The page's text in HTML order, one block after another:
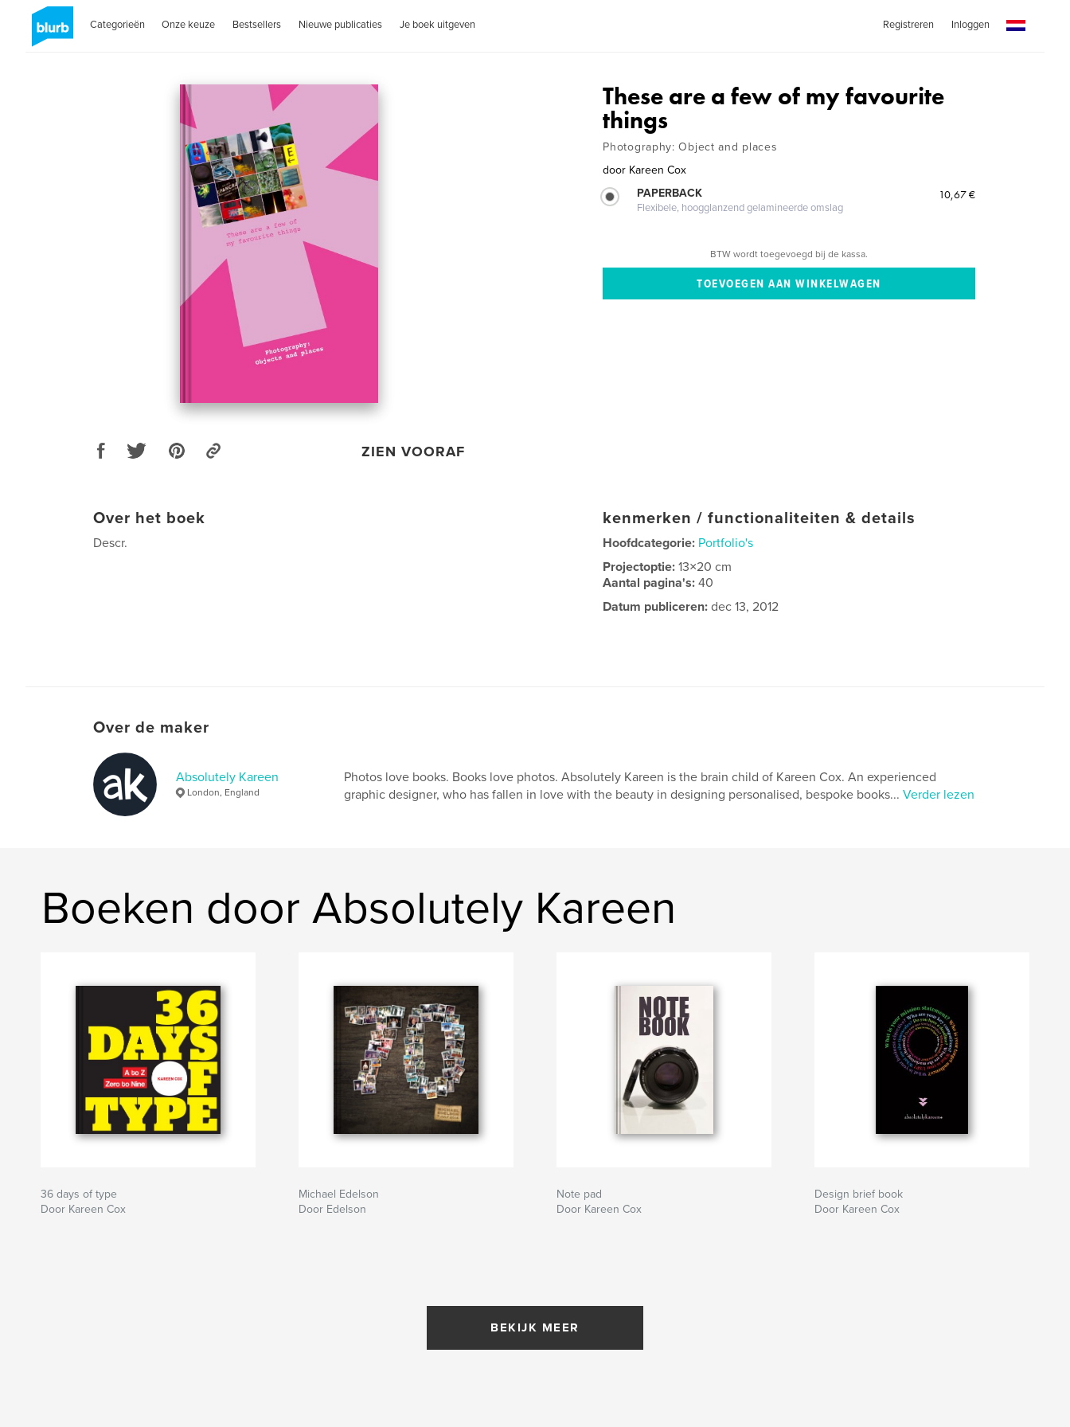
Categorieën Onze keuze Bestsellers Nieuwe publicaties Je boek uitgeven Registreren Inloggen
ZIEN VOORAF
These are a few of my favourite
things
Photography: Object and places
door Kareen Cox
PAPERBACK
Flexibele, hoogglanzend gelamineerde omslag
10,67 €
BTW wordt toegevoegd bij de kassa.
Over het boek
Descr.
kenmerken / functionaliteiten & details
Hoofdcategorie: Portfolio's
Projectoptie:13×20 cm
Aantal pagina's:40
Datum publiceren: dec 13, 2012
Over de maker
Absolutely Kareen
London, England
Photos love books. Books love photos. Absolutely Kareen is the brain child of Kareen Cox. An experienced
graphic designer, who has fallen in love with the beauty in designing personalised, bespoke books... Verder lezen
Boeken door Absolutely Kareen
36 days of type
Door Kareen Cox
Michael Edelson
Door Edelson
Note pad
Door Kareen Cox
Design brief book
Door Kareen Cox
BEKIJK MEER